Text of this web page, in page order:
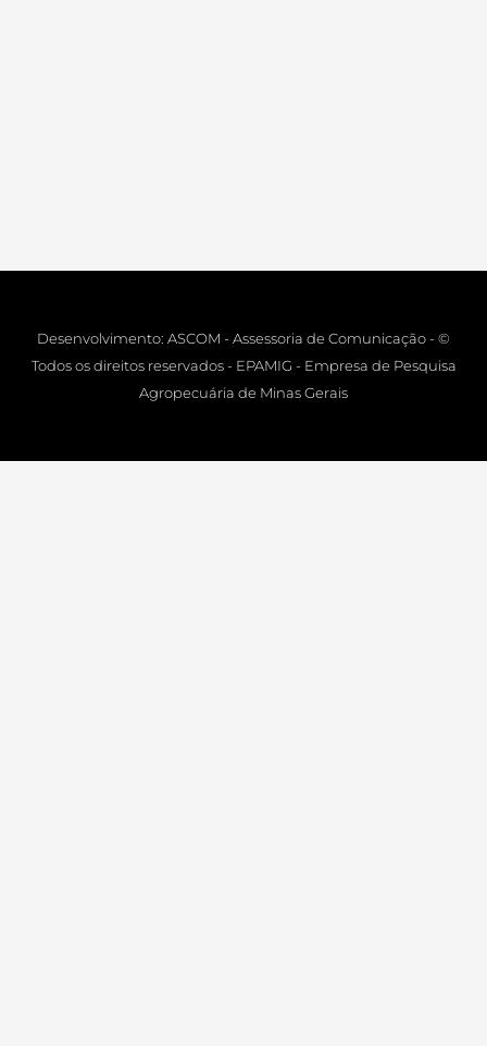
Desenvolvimento: ASCOM - Assessoria de Comunicação - ©
Todos os direitos reservados - EPAMIG - Empresa de Pesquisa
Agropecuária de Minas Gerais